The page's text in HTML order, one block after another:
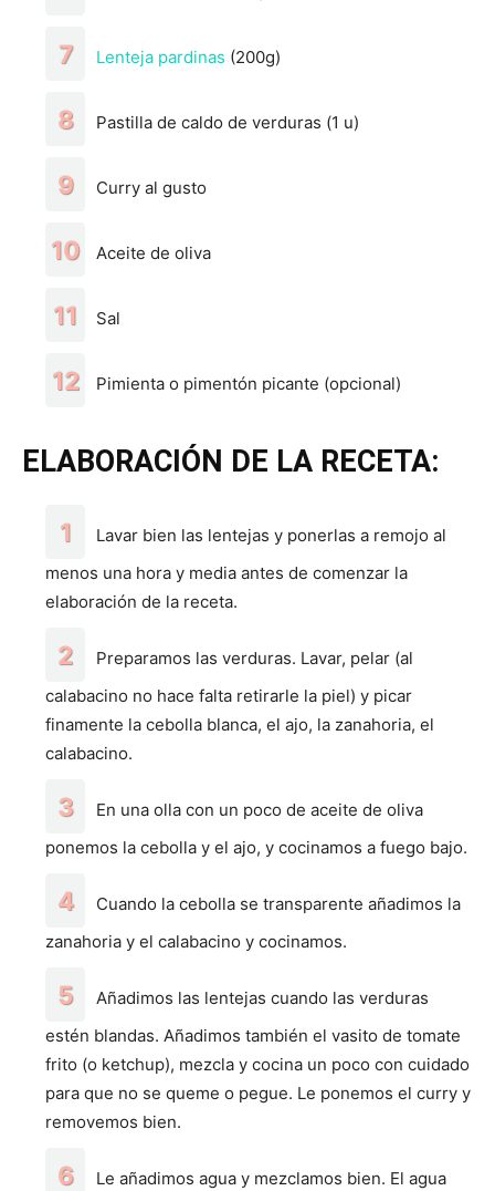
Lenteja pardinas (200g)
Pastilla de caldo de verduras (1 u)
Curry al gusto
Aceite de oliva
Sal
Pimienta o pimentón picante (opcional)
ELABORACIÓN DE LA RECETA:
Lavar bien las lentejas y ponerlas a remojo al
menos una hora y media antes de comenzar la
elaboración de la receta.
Preparamos las verduras. Lavar, pelar (al
calabacino no hace falta retirarle la piel) y picar
finamente la cebolla blanca, el ajo, la zanahoria, el
calabacino.
En una olla con un poco de aceite de oliva
ponemos la cebolla y el ajo, y cocinamos a fuego bajo.
Cuando la cebolla se transparente añadimos la
zanahoria y el calabacino y cocinamos.
Añadimos las lentejas cuando las verduras
estén blandas. Añadimos también el vasito de tomate
frito (o ketchup), mezcla y cocina un poco con cuidado
para que no se queme o pegue. Le ponemos el curry y
removemos bien.
Le añadimos agua y mezclamos bien. El agua